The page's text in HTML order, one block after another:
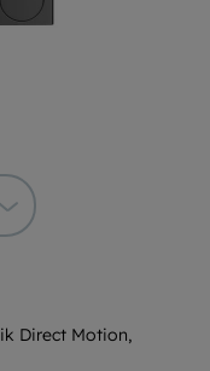
Direct Motion,